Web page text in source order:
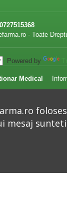
0727515368
- Toate
Powered by
Medical
mesaj